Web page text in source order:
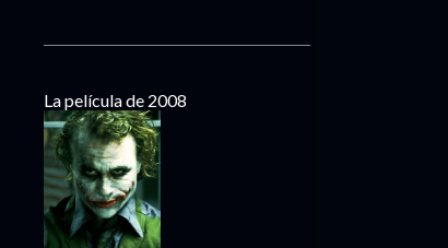
La película de 2008